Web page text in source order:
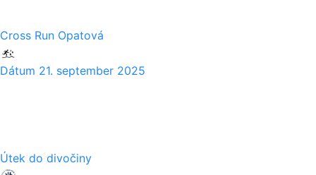
Cross Run Opatová
Dátum 21. september 2025
Útek do divočiny